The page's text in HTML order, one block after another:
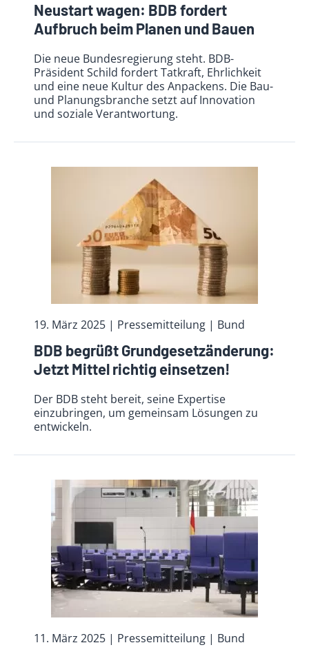
Neustart wagen: BDB fordert
Aufbruch beim Planen und Bauen
Die neue Bundesregierung steht. BDB-
Präsident Schild fordert Tatkraft, Ehrlichkeit
und eine neue Kultur des Anpackens. Die Bau-
und Planungsbranche setzt auf Innovation
und soziale Verantwortung.
19. März 2025 | Pressemitteilung | Bund
BDB begrüßt Grundgesetzänderung:
Jetzt Mittel richtig einsetzen!
Der BDB steht bereit, seine Expertise
einzubringen, um gemeinsam Lösungen zu
entwickeln.
11. März 2025 | Pressemitteilung | Bund